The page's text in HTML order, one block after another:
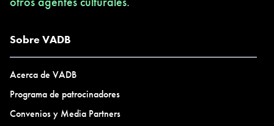
esfuerzo mecánico de la exigencia por la exigencia.
voluntad y ganas. No necesitas experiencia previa.
Sobre VADB
Acerca de VADB
Programa de patrocinadores
Convenios y Media Partners